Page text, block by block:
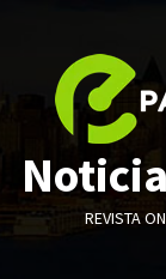
contenido
REVISTA